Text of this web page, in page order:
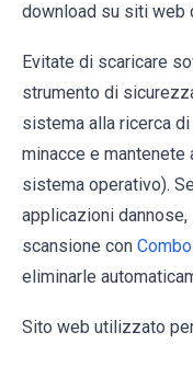
download su siti web
Evitate di scaricare
strumento di
sistema alla ricerca
minacce e mantenete
sistema operativo).
applicazioni
scansione con
eliminarle
Sito web utilizzato